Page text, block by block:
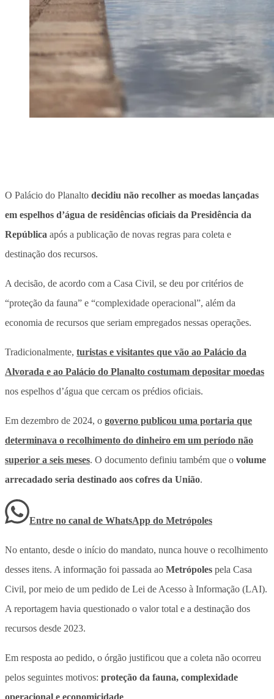
O Palácio do Planalto decidiu não recolher as moedas lançadas
em espelhos d’água de residências oficiais da Presidência da
República após a publicação de novas regras para coleta e
destinação dos recursos.
A decisão, de acordo com a Casa Civil, se deu por critérios de
“proteção da fauna” e “complexidade operacional”, além da
economia de recursos que seriam empregados nessas operações.
Tradicionalmente, turistas e visitantes que vão ao Palácio da
Alvorada e ao Palácio do Planalto costumam depositar moedas
nos espelhos d’água que cercam os prédios oficiais.
Em dezembro de 2024, o governo publicou uma portaria que
determinava o recolhimento do dinheiro em um período não
superior a seis meses. O documento definiu também que o volume
arrecadado seria destinado aos cofres da União.
Entre no canal de WhatsApp do Metrópoles
No entanto, desde o início do mandato, nunca houve o recolhimento
desses itens. A informação foi passada ao Metrópoles pela Casa
Civil, por meio de um pedido de Lei de Acesso à Informação (LAI).
A reportagem havia questionado o valor total e a destinação dos
recursos desde 2023.
Em resposta ao pedido, o órgão justificou que a coleta não ocorreu
pelos seguintes motivos: proteção da fauna, complexidade
operacional e economicidade